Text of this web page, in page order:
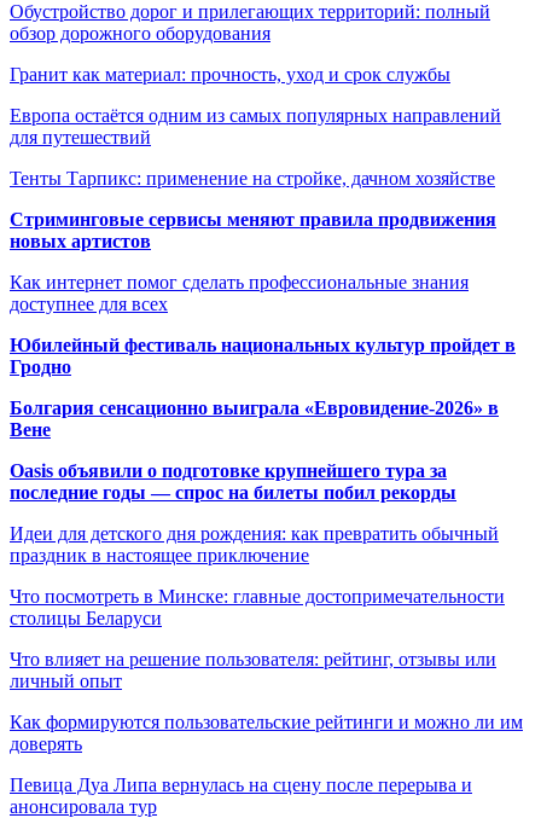
Обустройство дорог и прилегающих территорий: полный
обзор дорожного оборудования
Гранит как материал: прочность, уход и срок службы
Европа остаётся одним из самых популярных направлений
для путешествий
Тенты Тарпикс: применение на стройке, дачном хозяйстве
Стриминговые сервисы меняют правила продвижения
новых артистов
Как интернет помог сделать профессиональные знания
доступнее для всех
Юбилейный фестиваль национальных культур пройдет в
Гродно
Болгария сенсационно выиграла «Евровидение-2026» в
Вене
Oasis объявили о подготовке крупнейшего тура за
последние годы — спрос на билеты побил рекорды
Идеи для детского дня рождения: как превратить обычный
праздник в настоящее приключение
Что посмотреть в Минске: главные достопримечательности
столицы Беларуси
Что влияет на решение пользователя: рейтинг, отзывы или
личный опыт
Как формируются пользовательские рейтинги и можно ли им
доверять
Певица Дуа Липа вернулась на сцену после перерыва и
анонсировала тур